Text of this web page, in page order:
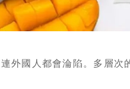
外國人都會淪陷。多層